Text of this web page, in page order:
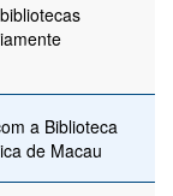
a Biblioteca
de Macau